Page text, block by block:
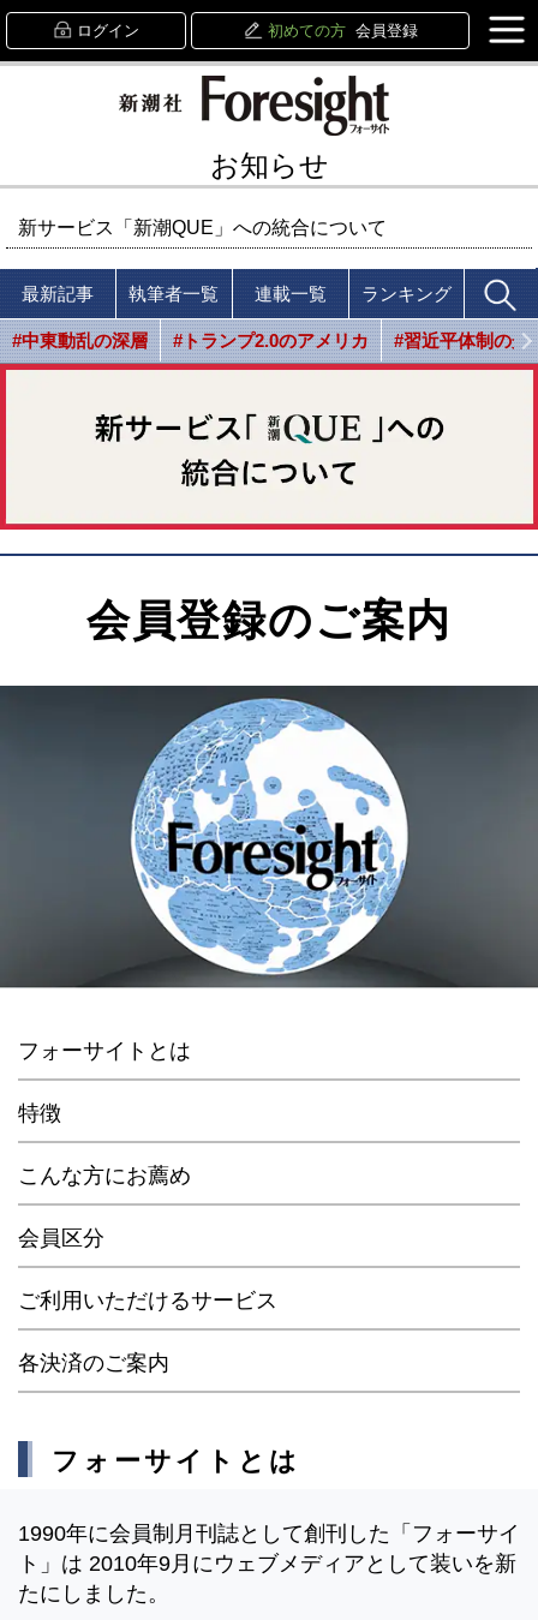
ログイン 初めての方 会員登録
お知らせ
新サービス「新潮QUE」への統合について
最新記事 執筆者一覧 連載一覧 ランキング
#中東動乱の深層 #トランプ2.0のアメリカ #習近平体制の光
会員登録のご案内
フォーサイトとは
特徴
こんな方にお薦め
会員区分
ご利用いただけるサービス
各決済のご案内
フォーサイトとは
1990年に会員制月刊誌として創刊した「フォーサイ
ト」は 2010年9月にウェブメディアとして装いを新
たにしました。